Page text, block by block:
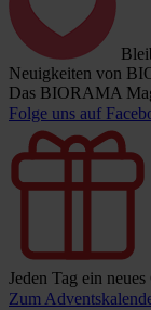
Neuigkeiten von
Das BIORAMA
Folge uns auf
Jeden Tag ein
Zum